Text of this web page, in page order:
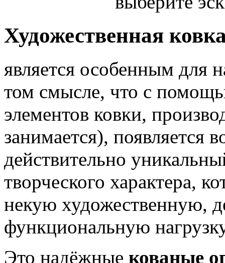
Художественная
является особенным для
том смысле, что с
элементов ковки,
занимается), появляется
действительно
творческого характера,
некую художественную,
функциональную
Это надёжные кованые